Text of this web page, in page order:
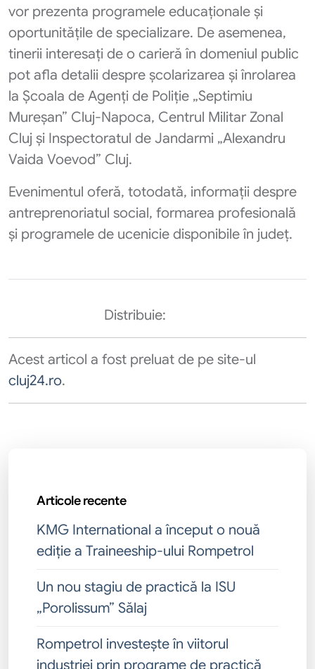
vor prezenta programele educaționale și
oportunitățile de specializare. De asemenea,
tinerii interesați de o carieră în domeniul public
pot afla detalii despre școlarizarea și înrolarea
la Școala de Agenți de Poliție „Septimiu
Mureșan” Cluj-Napoca, Centrul Militar Zonal
Cluj și Inspectoratul de Jandarmi „Alexandru
Vaida Voevod” Cluj.
Evenimentul oferă, totodată, informații despre
antreprenoriatul social, formarea profesională
și programele de ucenicie disponibile în județ.
Distribuie:
Acest articol a fost preluat de pe site-ul
cluj24.ro.
Articole recente
KMG International a început o nouă
ediție a Traineeship-ului Rompetrol
Un nou stagiu de practică la ISU
„Porolissum” Sălaj
Rompetrol investește în viitorul
industriei prin programe de practică